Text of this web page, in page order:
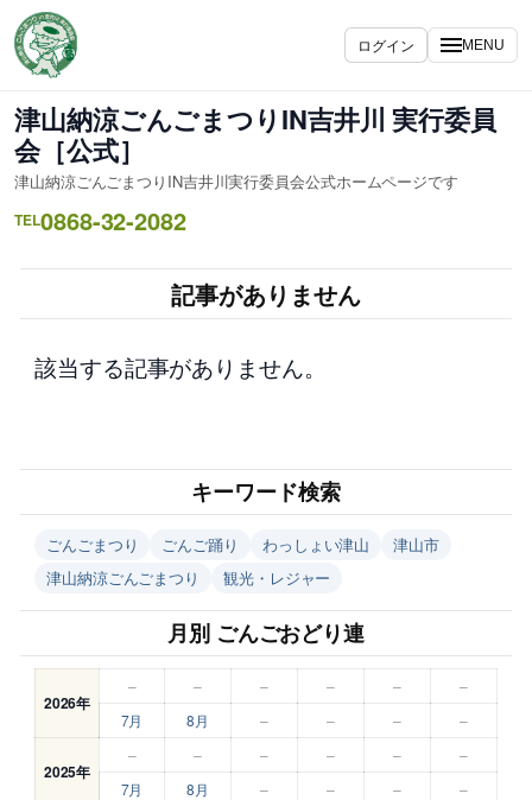
容
を
ス
キ
ッ
プ
ログイン MENU
津山納涼ごんごまつりIN吉井川 実行委員
会［公式］
津山納涼ごんごまつりIN吉井川実行委員会公式ホームページです
TEL0868-32-2082
記事がありません
該当する記事がありません。
キーワード検索
ごんごまつり ごんご踊り わっしょい津山
津山市
津山納涼ごんごまつり
観光・レジャー
月別 ごんごおどり連
2026年
– – – – –
–
7月
8月 – – – –
2025年
– – – – –
–
7月
8月 – – – –